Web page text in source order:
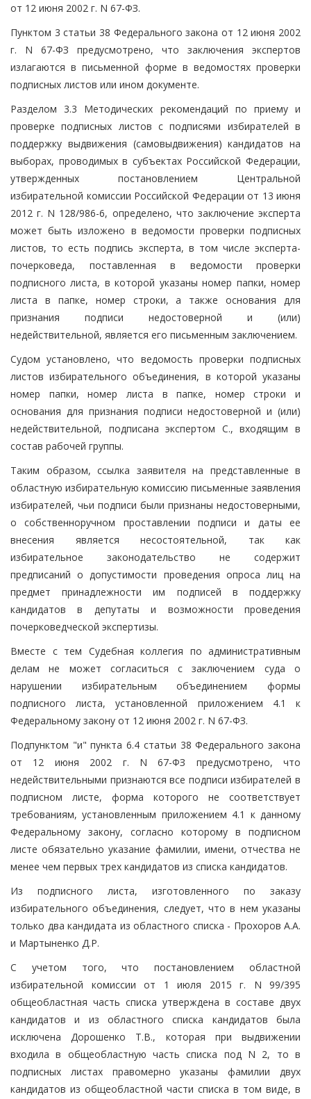
от 12 июня 2002 г. N 67-ФЗ.
Пунктом 3 статьи 38 Федерального закона от 12 июня 2002
г. N 67-ФЗ предусмотрено, что заключения экспертов
излагаются в письменной форме в ведомостях проверки
подписных листов или ином документе.
Разделом 3.3 Методических рекомендаций по приему и
проверке подписных листов с подписями избирателей в
поддержку выдвижения (самовыдвижения) кандидатов на
выборах, проводимых в субъектах Российской Федерации,
утвержденных постановлением Центральной
избирательной комиссии Российской Федерации от 13 июня
2012 г. N 128/986-6, определено, что заключение эксперта
может быть изложено в ведомости проверки подписных
листов, то есть подпись эксперта, в том числе эксперта-
почерковеда, поставленная в ведомости проверки
подписного листа, в которой указаны номер папки, номер
листа в папке, номер строки, а также основания для
признания подписи недостоверной и (или)
недействительной, является его письменным заключением.
Судом установлено, что ведомость проверки подписных
листов избирательного объединения, в которой указаны
номер папки, номер листа в папке, номер строки и
основания для признания подписи недостоверной и (или)
недействительной, подписана экспертом С., входящим в
состав рабочей группы.
Таким образом, ссылка заявителя на представленные в
областную избирательную комиссию письменные заявления
избирателей, чьи подписи были признаны недостоверными,
о собственноручном проставлении подписи и даты ее
внесения является несостоятельной, так как
избирательное законодательство не содержит
предписаний о допустимости проведения опроса лиц на
предмет принадлежности им подписей в поддержку
кандидатов в депутаты и возможности проведения
почерковедческой экспертизы.
Вместе с тем Судебная коллегия по административным
делам не может согласиться с заключением суда о
нарушении избирательным объединением формы
подписного листа, установленной приложением 4.1 к
Федеральному закону от 12 июня 2002 г. N 67-ФЗ.
Подпунктом "и" пункта 6.4 статьи 38 Федерального закона
от 12 июня 2002 г. N 67-ФЗ предусмотрено, что
недействительными признаются все подписи избирателей в
подписном листе, форма которого не соответствует
требованиям, установленным приложением 4.1 к данному
Федеральному закону, согласно которому в подписном
листе обязательно указание фамилии, имени, отчества не
менее чем первых трех кандидатов из списка кандидатов.
Из подписного листа, изготовленного по заказу
избирательного объединения, следует, что в нем указаны
только два кандидата из областного списка - Прохоров А.А.
и Мартыненко Д.Р.
С учетом того, что постановлением областной
избирательной комиссии от 1 июля 2015 г. N 99/395
общеобластная часть списка утверждена в составе двух
кандидатов и из областного списка кандидатов была
исключена Дорошенко Т.В., которая при выдвижении
входила в общеобластную часть списка под N 2, то в
подписных листах правомерно указаны фамилии двух
кандидатов из общеобластной части списка в том виде, в